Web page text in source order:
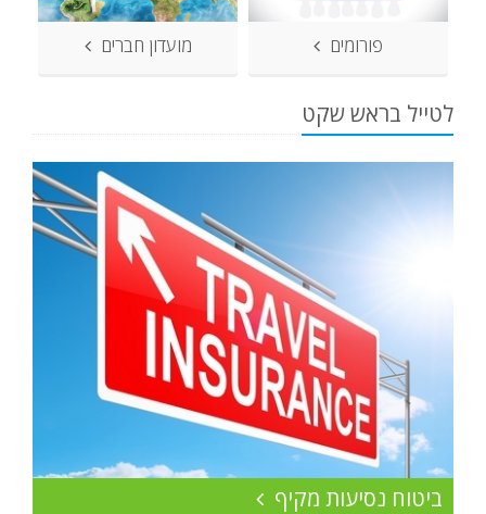
פורומים מועדון חברים
לטייל בראש שקט
ביטוח נסיעות מקיף